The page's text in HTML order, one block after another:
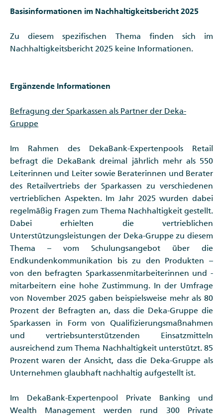
Basisinformationen im Nachhaltigkeitsbericht 2025
Zu diesem spezifischen Thema finden sich im
Nachhaltigkeitsbericht 2025 keine Informationen.
Ergänzende Informationen
Befragung der Sparkassen als Partner der Deka-
Gruppe
Im Rahmen des DekaBank-Expertenpools Retail
befragt die DekaBank dreimal jährlich mehr als 550
Leiterinnen und Leiter sowie Beraterinnen und Berater
des Retailvertriebs der Sparkassen zu verschiedenen
vertrieblichen Aspekten. Im Jahr 2025 wurden dabei
regelmäßig Fragen zum Thema Nachhaltigkeit gestellt.
Dabei erhielten die vertrieblichen
Unterstützungsleistungen der Deka-Gruppe zu diesem
Thema – vom Schulungsangebot über die
Endkundenkommunikation bis zu den Produkten –
von den befragten Sparkassenmitarbeiterinnen und -
mitarbeitern eine hohe Zustimmung. In der Umfrage
von November 2025 gaben beispielsweise mehr als 80
Prozent der Befragten an, dass die Deka-Gruppe die
Sparkassen in Form von Qualifizierungsmaßnahmen
und vertriebsunterstützenden Einsatzmitteln
ausreichend zum Thema Nachhaltigkeit unterstützt. 85
Prozent waren der Ansicht, dass die Deka-Gruppe als
Unternehmen glaubhaft nachhaltig aufgestellt ist.
Im DekaBank-Expertenpool Private Banking und
Wealth Management werden rund 300 Private